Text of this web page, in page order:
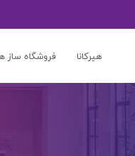
هیرکانا فروشگاه ساز